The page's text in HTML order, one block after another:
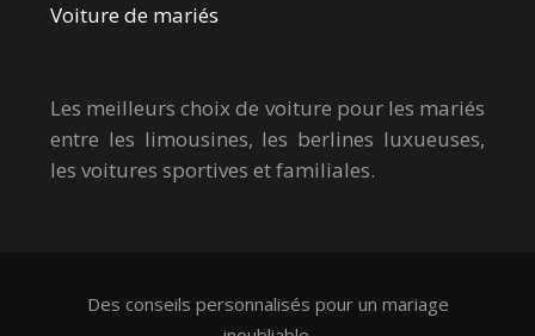
Voiture de mariés
Les meilleurs choix de voiture pour les mariés
entre les limousines, les berlines luxueuses,
les voitures sportives et familiales.
Des conseils personnalisés pour un mariage